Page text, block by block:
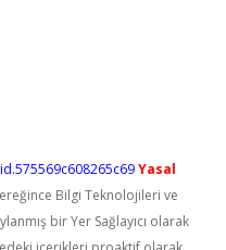
Yasal
Bilgi Teknolojileri ve
bir Yer Sağlayıcı olarak